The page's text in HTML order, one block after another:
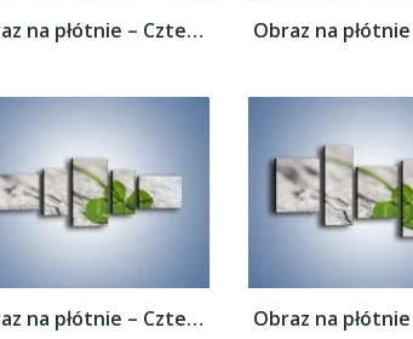
Obraz na płótnie – Czterolistna koniczyna...
Obraz na płótnie – Czterolistna koniczyna...